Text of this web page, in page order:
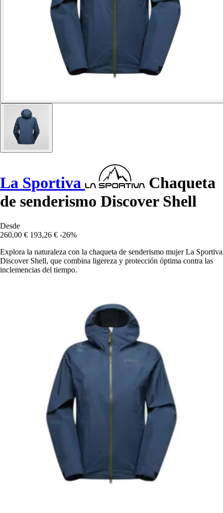
La Sportiva
Chaqueta
de senderismo Discover Shell
Desde
260,00 € 193,26 € -26%
Explora la naturaleza con la chaqueta de senderismo mujer La Sportiva
Discover Shell, que combina ligereza y protección óptima contra las
inclemencias del tiempo.